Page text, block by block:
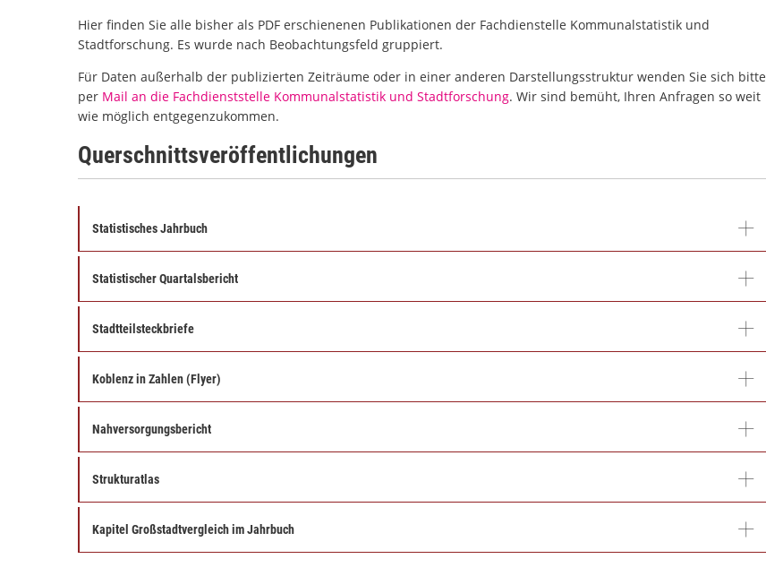
Hier finden Sie alle bisher als PDF erschienenen Publikationen der Fachdienstelle Kommunalstatistik und
Stadtforschung. Es wurde nach Beobachtungsfeld gruppiert.
Für Daten außerhalb der publizierten Zeiträume oder in einer anderen Darstellungsstruktur wenden Sie sich bitte
per Mail an die Fachdienststelle Kommunalstatistik und Stadtforschung. Wir sind bemüht, Ihren Anfragen so weit
wie möglich entgegenzukommen.
Querschnittsveröffentlichungen
Statistisches Jahrbuch
Statistischer Quartalsbericht
Stadtteilsteckbriefe
Koblenz in Zahlen (Flyer)
Nahversorgungsbericht
Strukturatlas
Kapitel Großstadtvergleich im Jahrbuch